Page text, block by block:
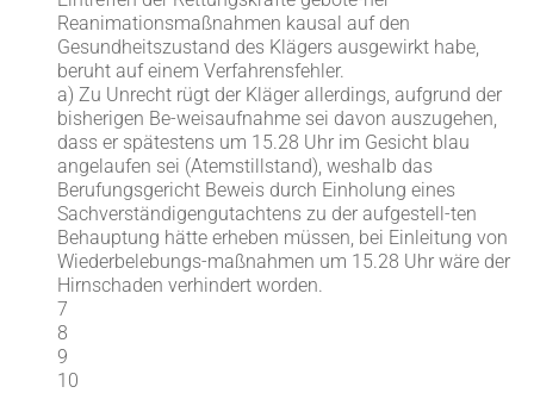
Reanimationsmaßnahmen kausal auf den
Gesundheitszustand des Klägers ausgewirkt habe,
beruht auf einem Verfahrensfehler.
a) Zu Unrecht rügt der Kläger allerdings, aufgrund der
bisherigen Be-weisaufnahme sei davon auszugehen,
dass er spätestens um 15.28 Uhr im Gesicht blau
angelaufen sei (Atemstillstand), weshalb das
Berufungsgericht Beweis durch Einholung eines
Sachverständigengutachtens zu der aufgestell-ten
Behauptung hätte erheben müssen, bei Einleitung von
Wiederbelebungs-maßnahmen um 15.28 Uhr wäre der
Hirnschaden verhindert worden.
7
8
9
10